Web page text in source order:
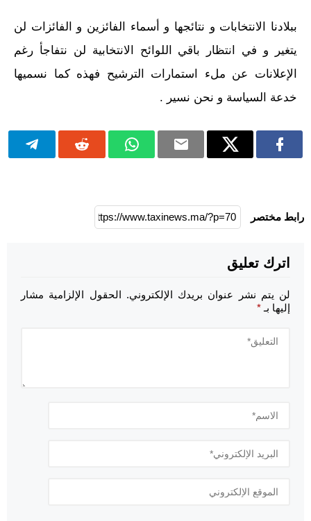
ببلادنا الانتخابات و نتائجها و أسماء الفائزين و الفائزات لن
يتغير و في انتظار باقي اللوائح الانتخابية لن نتفاجأ رغم
الإعلانات عن ملء استمارات الترشيح فهذه كما نسميها
خدعة السياسة و نحن نسير .
رابط مختصر
اترك تعليق
لن يتم نشر عنوان بريدك الإلكتروني. الحقول الإلزامية مشار
إليها بـ *